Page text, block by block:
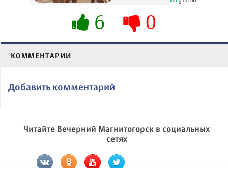
6 0
КОММЕНТАРИИ
Добавить комментарий
Читайте Вечерний Магнитогорск в социальных
сетях